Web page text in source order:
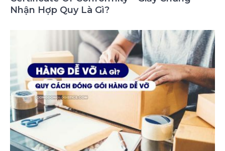
Nhận Hợp Quy Là Gì?